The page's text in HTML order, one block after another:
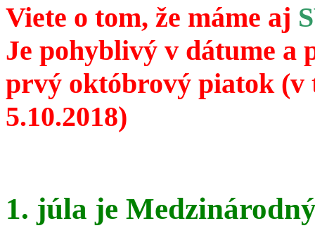
Viete o tom, že máme aj
Je pohyblivý v dátume a
prvý októbrový piatok
5.10.2018)
1. júla je